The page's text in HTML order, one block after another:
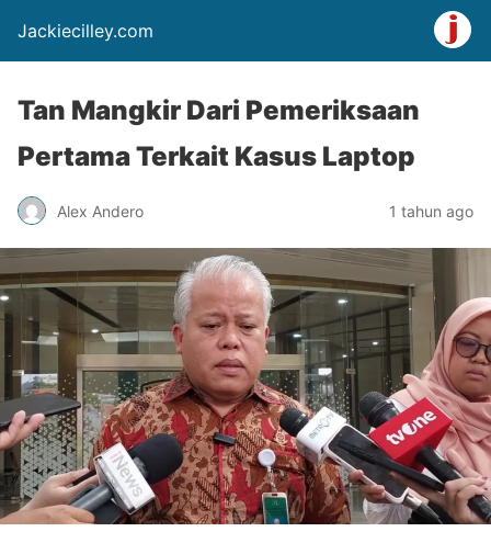
Jackiecilley.com
Tan Mangkir Dari Pemeriksaan
Pertama Terkait Kasus Laptop
Alex Andero 1 tahun ago